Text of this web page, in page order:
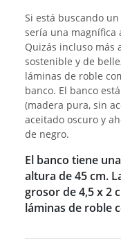
Si está buscando
sería una magnífica
Quizás incluso más
sostenible y de
láminas de roble
banco. El banco
(madera pura, sin
aceitado oscuro y
de negro.
El banco tiene
altura de 45 cm.
grosor de 4,5 x 2
láminas de roble